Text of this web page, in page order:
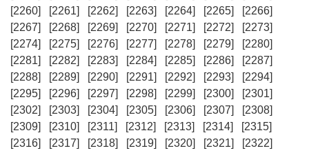
[2260]
[2261] [2262] [2263] [2264] [2265]
[2266]
[2267]
[2268] [2269] [2270] [2271] [2272]
[2273]
[2274]
[2275] [2276] [2277] [2278] [2279]
[2280]
[2281]
[2282] [2283] [2284] [2285] [2286]
[2287]
[2288]
[2289] [2290] [2291] [2292] [2293]
[2294]
[2295]
[2296] [2297] [2298] [2299] [2300]
[2301]
[2302]
[2303] [2304] [2305] [2306] [2307]
[2308]
[2309]
[2310] [2311] [2312] [2313] [2314]
[2315]
[2316]
[2317] [2318] [2319] [2320] [2321]
[2322]